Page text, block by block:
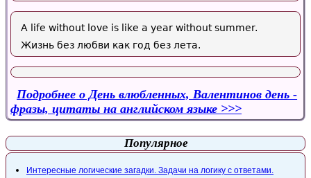
A life without love is like a year without summer.
Жизнь без любви как год без лета.
Подробнее о День влюбленных, Валентинов день -
фразы, цитаты на английском языке
Популярное
Интересные логические загадки. Задачи на логику с ответами.